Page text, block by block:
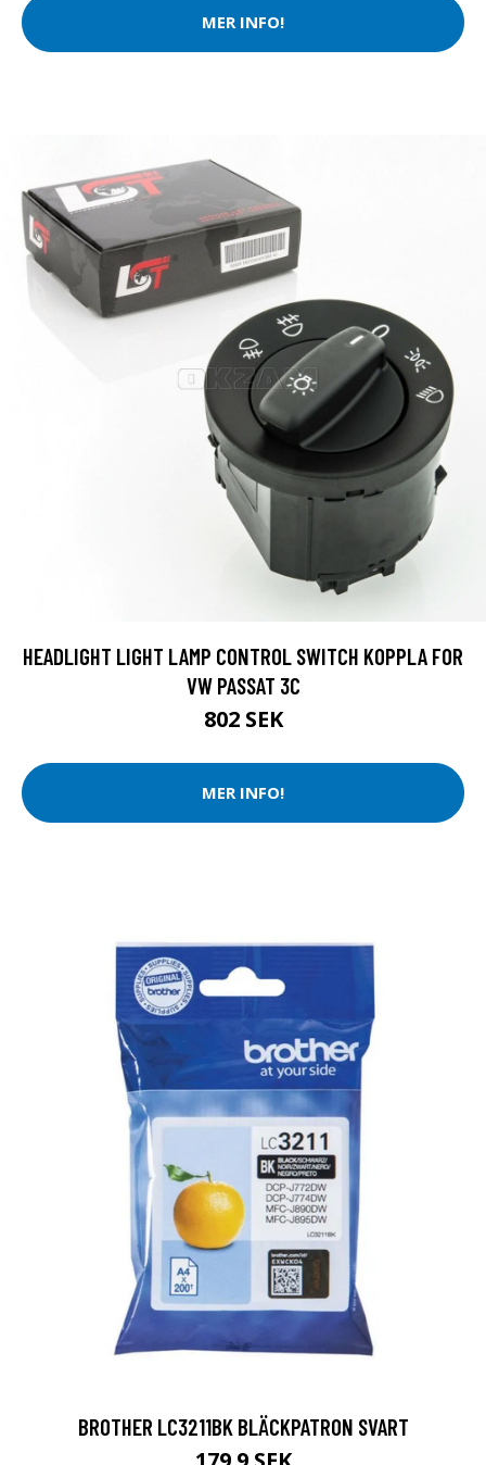
MER INFO!
HEADLIGHT LIGHT LAMP CONTROL SWITCH KOPPLA FOR
VW PASSAT 3C
802 SEK
MER INFO!
BROTHER LC3211BK BLÄCKPATRON SVART